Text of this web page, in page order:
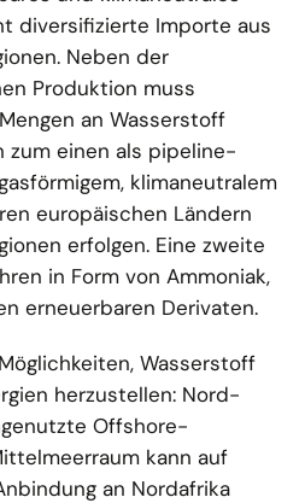
diversifizierte Importe aus
Neben der
Produktion muss
an Wasserstoff
zum einen als pipeline-
klimaneutralem
europäischen Ländern
erfolgen. Eine zweite
in Form von Ammoniak,
erneuerbaren Derivaten.
Wasserstoff
herzustellen: Nord-
Offshore-
kann auf
an Nordafrika